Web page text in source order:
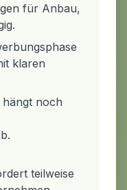
für Anbau,
klaren
hängt noch
teilweise